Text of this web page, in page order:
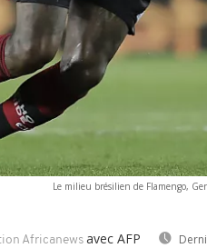
Le milieu brésilien de Flamengo,
Africanews avec AFP